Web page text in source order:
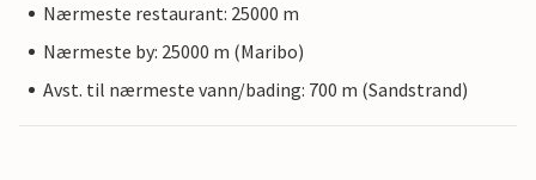
Nærmeste restaurant: 25000 m
Nærmeste by: 25000 m (Maribo)
Avst. til nærmeste vann/bading: 700 m (Sandstrand)